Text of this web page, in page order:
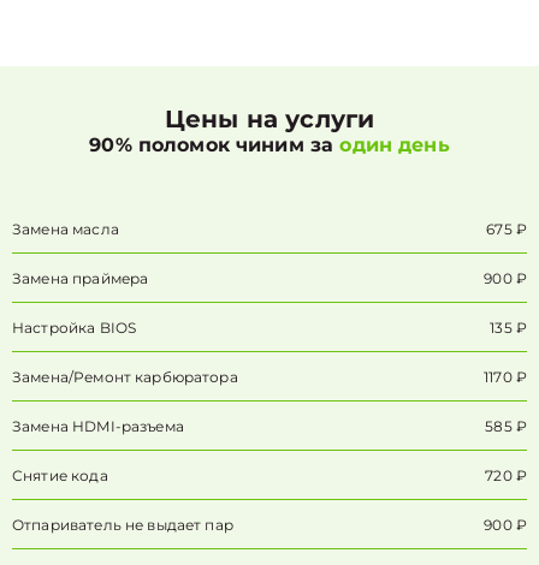
Цены на услуги
90% поломок чиним заодин день
Замена масла 675 ₽
Замена праймера 900 ₽
Настройка BIOS 135 ₽
Замена/Pемонт карбюратора 1170 ₽
Замена HDMI-разъема 585 ₽
Снятие кода 720 ₽
Отпариватель не выдает пар 900 ₽